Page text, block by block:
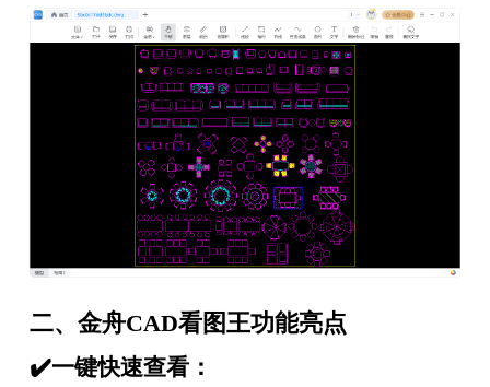
二、金舟CAD看图王功能亮点
✔️一键快速查看：